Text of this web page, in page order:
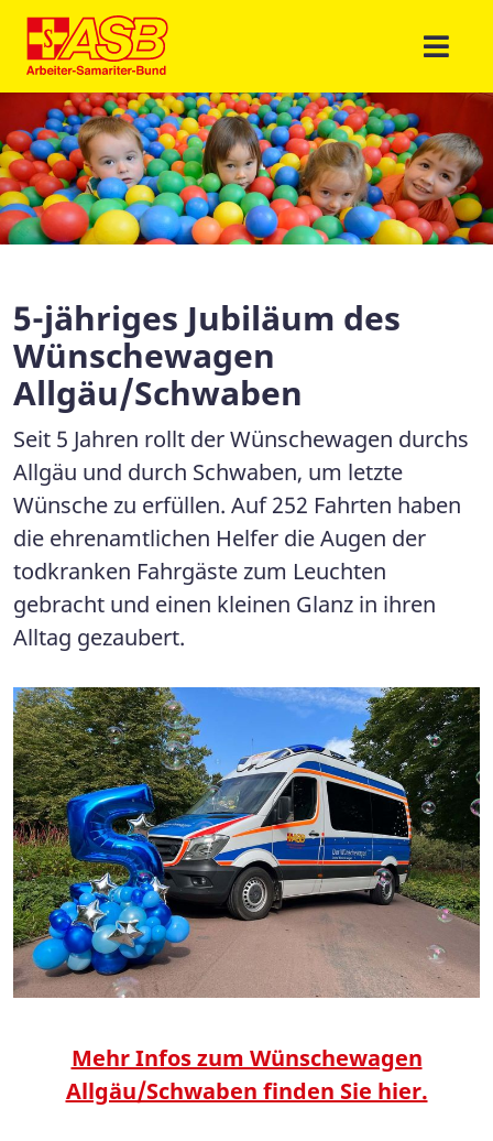
5-jähriges Jubiläum des
Wünschewagen
Allgäu/Schwaben
Seit 5 Jahren rollt der Wünschewagen durchs
Allgäu und durch Schwaben, um letzte
Wünsche zu erfüllen. Auf 252 Fahrten haben
die ehrenamtlichen Helfer die Augen der
todkranken Fahrgäste zum Leuchten
gebracht und einen kleinen Glanz in ihren
Alltag gezaubert.
Mehr Infos zum Wünschewagen
Allgäu/Schwaben finden Sie hier.